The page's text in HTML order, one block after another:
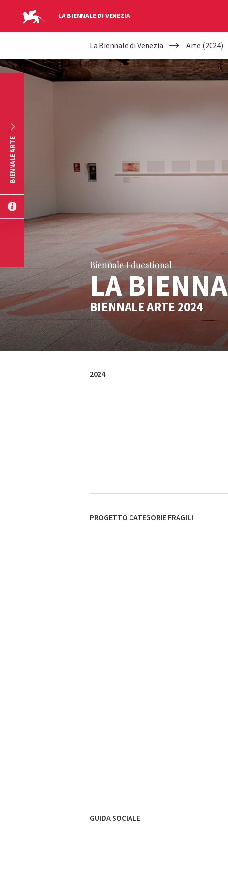
LA BIENNALE DI VENEZIA
YOUR
ARE
HERE
La Biennale di Venezia Arte (2024)
Biennale Educational
LA
BIENNALE ARTE 2024
2024
PROGETTO CATEGORIE FRAGILI
GUIDA SOCIALE
BIENNALE ARTE